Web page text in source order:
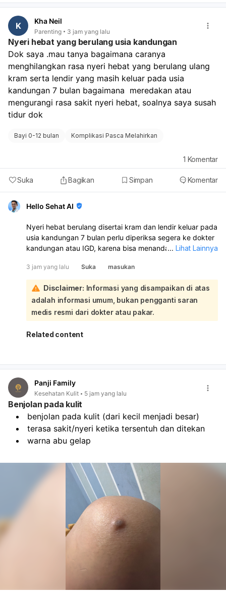
K Kha Neil
Parenting 3 jam yang lalu
Nyeri hebat yang berulang usia kandungan
Dok saya .mau tanya bagaimana caranya
menghilangkan rasa nyeri hebat yang berulang ulang
kram serta lendir yang masih keluar pada usia
kandungan 7 bulan bagaimana  meredakan atau
mengurangi rasa sakit nyeri hebat, soalnya saya susah
tidur dok
Bayi 0-12 bulan Komplikasi Pasca Melahirkan
Suka Bagikan Simpan Komentar
1 Komentar
Hello Sehat AI
Nyeri hebat berulang disertai kram dan lendir keluar pada
usia kandungan 7 bulan perlu diperiksa segera ke dokter
kandungan atau IGD, karena bisa menandakan kontraksi
kalau nyerinya makin sering, teratur, atau disertai keluar
cairan/pendarahan. Untuk sementara, Anda bisa coba
istirahat miring ke kiri, atur napas pelan, minum air cukup,
dan hindari aktivitas berat. Kompres hangat ringan di
punggung juga bisa membantu, tetapi jangan minum obat
nyeri sembarangan tanpa anjuran dokter. Jika ada
perdarahan, air ketuban merembes, gerak janin
... Lihat Lainnya
3 jam yang lalu Suka masukan
Disclaimer: Informasi yang disampaikan di atas
adalah informasi umum, bukan pengganti saran
medis resmi dari dokter atau pakar.
Related content
Panji Family
Kesehatan Kulit 5 jam yang lalu
Benjolan pada kulit
benjolan pada kulit (dari kecil menjadi besar)
terasa sakit/nyeri ketika tersentuh dan ditekan
warna abu gelap